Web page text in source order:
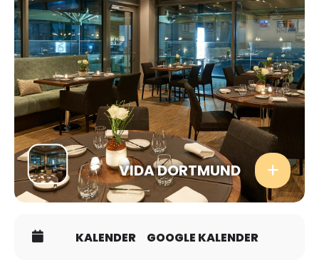
VIDA DORTMUND
KALENDER GOOGLE KALENDER